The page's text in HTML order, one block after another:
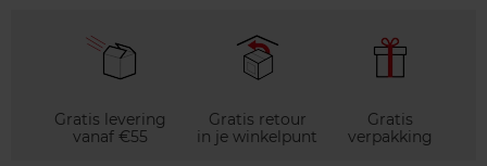
Gratis levering
vanaf €55
Gratis retour
in je winkelpunt
Gratis
verpakking